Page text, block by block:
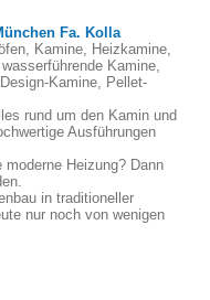
Fa. Kolla
Kamine, Heizkamine,
Kamine,
Kamine, Pellet-
rund um den Kamin und
Ausführungen
Heizung? Dann
in traditioneller
nur noch von wenigen